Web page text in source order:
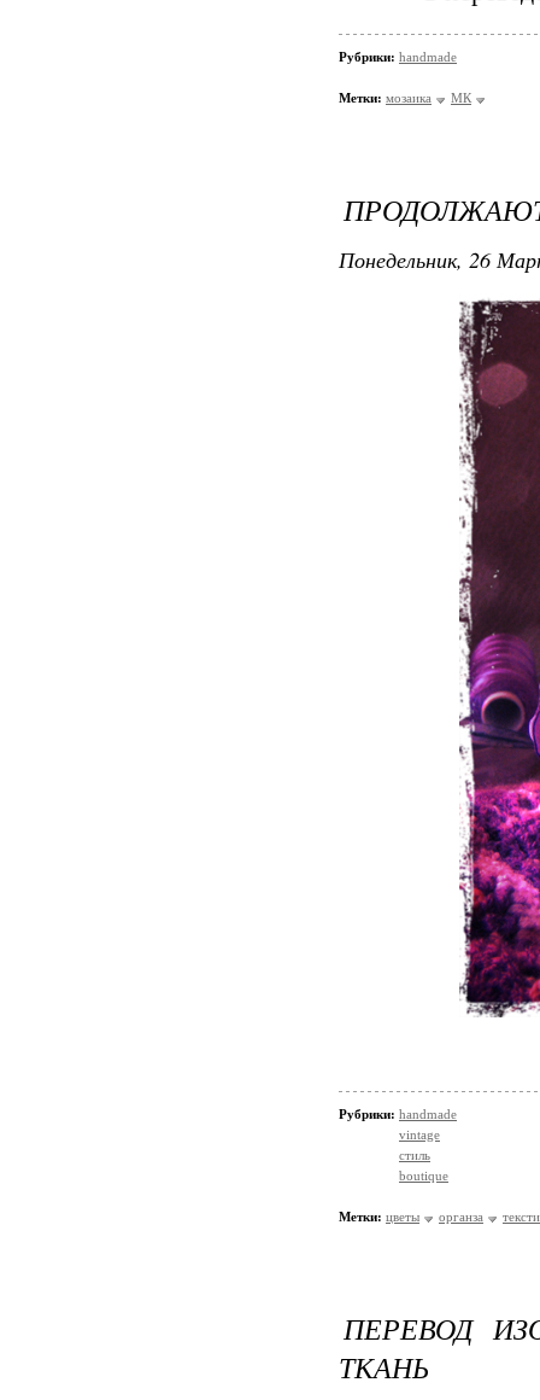
Рубрики: handmade
Метки: мозаика МК
Понедельник, 26
Рубрики: handmade
vintage
стиль
boutique
Метки: цветы органза
ПЕРЕВОД
ТКАНЬ